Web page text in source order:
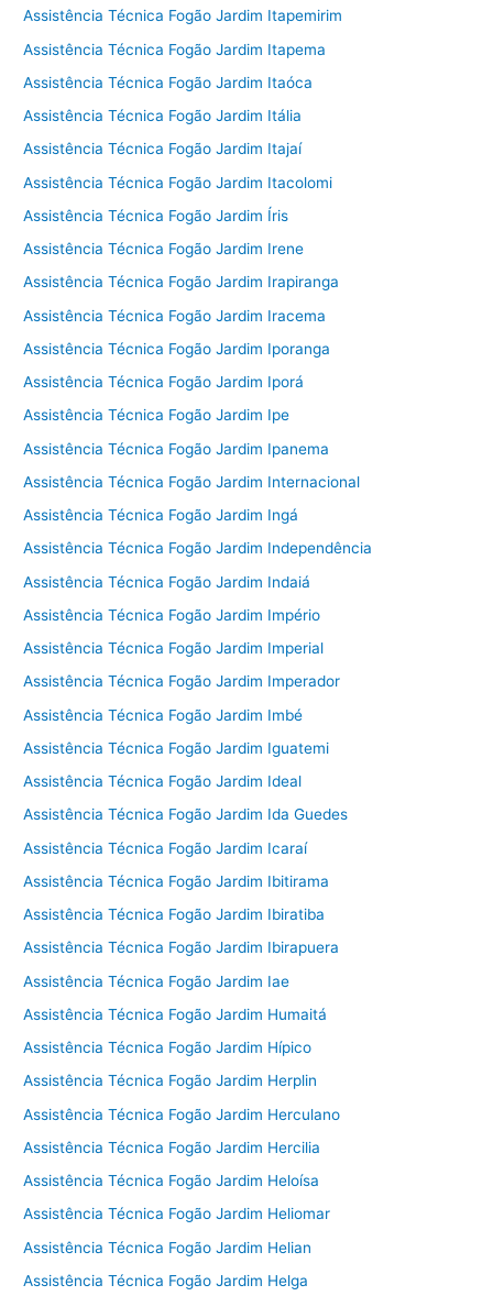
Assistência Técnica Fogão Jardim Itapemirim
Assistência Técnica Fogão Jardim Itapema
Assistência Técnica Fogão Jardim Itaóca
Assistência Técnica Fogão Jardim Itália
Assistência Técnica Fogão Jardim Itajaí
Assistência Técnica Fogão Jardim Itacolomi
Assistência Técnica Fogão Jardim Íris
Assistência Técnica Fogão Jardim Irene
Assistência Técnica Fogão Jardim Irapiranga
Assistência Técnica Fogão Jardim Iracema
Assistência Técnica Fogão Jardim Iporanga
Assistência Técnica Fogão Jardim Iporá
Assistência Técnica Fogão Jardim Ipe
Assistência Técnica Fogão Jardim Ipanema
Assistência Técnica Fogão Jardim Internacional
Assistência Técnica Fogão Jardim Ingá
Assistência Técnica Fogão Jardim Independência
Assistência Técnica Fogão Jardim Indaiá
Assistência Técnica Fogão Jardim Império
Assistência Técnica Fogão Jardim Imperial
Assistência Técnica Fogão Jardim Imperador
Assistência Técnica Fogão Jardim Imbé
Assistência Técnica Fogão Jardim Iguatemi
Assistência Técnica Fogão Jardim Ideal
Assistência Técnica Fogão Jardim Ida Guedes
Assistência Técnica Fogão Jardim Icaraí
Assistência Técnica Fogão Jardim Ibitirama
Assistência Técnica Fogão Jardim Ibiratiba
Assistência Técnica Fogão Jardim Ibirapuera
Assistência Técnica Fogão Jardim Iae
Assistência Técnica Fogão Jardim Humaitá
Assistência Técnica Fogão Jardim Hípico
Assistência Técnica Fogão Jardim Herplin
Assistência Técnica Fogão Jardim Herculano
Assistência Técnica Fogão Jardim Hercilia
Assistência Técnica Fogão Jardim Heloísa
Assistência Técnica Fogão Jardim Heliomar
Assistência Técnica Fogão Jardim Helian
Assistência Técnica Fogão Jardim Helga